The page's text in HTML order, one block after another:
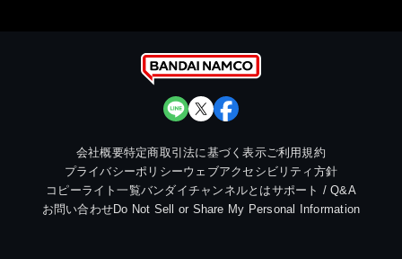
会社概要特定商取引法に基づく表示ご利用規約
プライバシーポリシーウェブアクセシビリティ方針
コピーライト一覧バンダイチャンネルとはサポート / Q&A
お問い合わせDo Not Sell or Share My Personal Information